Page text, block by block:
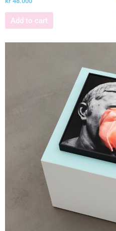
Add to cart